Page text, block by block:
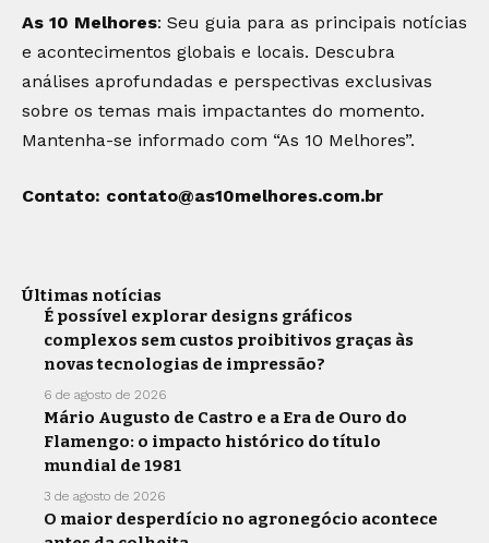
As 10 Melhores: Seu guia para as principais notícias
e acontecimentos globais e locais. Descubra
análises aprofundadas e perspectivas exclusivas
sobre os temas mais impactantes do momento.
Mantenha-se informado com “As 10 Melhores”.
Contato: contato@as10melhores.com.br
Últimas notícias
É possível explorar designs gráficos
complexos sem custos proibitivos graças às
novas tecnologias de impressão?
6 de agosto de 2026
Mário Augusto de Castro e a Era de Ouro do
Flamengo: o impacto histórico do título
mundial de 1981
3 de agosto de 2026
O maior desperdício no agronegócio acontece